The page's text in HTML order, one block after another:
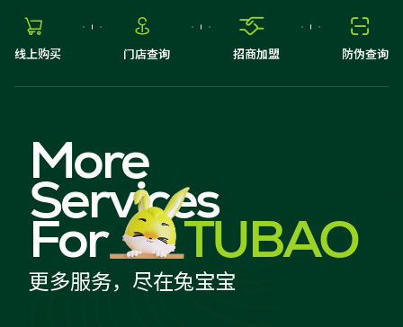

线上购买

门店查询

招商加盟

防伪查询
更多服务，尽在兔宝宝
More
Services
For TUBAO